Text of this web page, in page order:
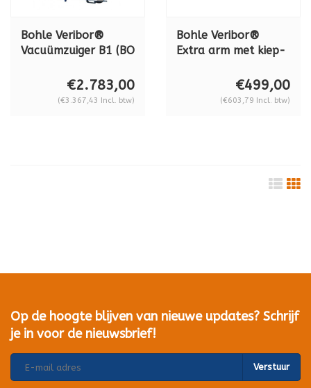
Bohle Veribor®
Vacuümzuiger B1 (BO
vacuümzuiger,
dubbel circuit,
€2.783,00
(€3.367,43 Incl. btw)
Bohle Veribor®
Extra arm met kiep-
88.026 los te
gebruiken en voor
€499,00
(€603,79 Incl. btw)
Op de hoogte blijven van nieuwe updates? Schrijf
je in voor de nieuwsbrief!
Verstuur